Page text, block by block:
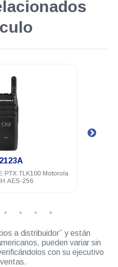
.
PTX TLK100 Motorola
AES-256
a distribuidor” y están
pueden variar sin
con su ejecutivo